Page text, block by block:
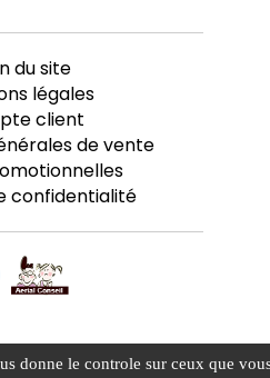
du site
légales
client
de vente
confidentialité
donne le controle sur ceux que